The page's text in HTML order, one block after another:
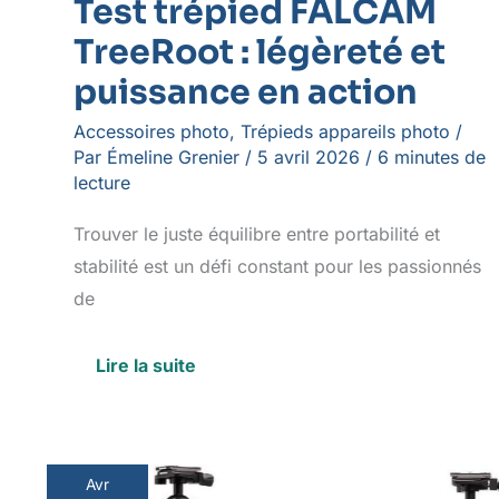
Test trépied FALCAM
TreeRoot : légèreté et
puissance en action
Accessoires photo, Trépieds appareils photo /
Par Émeline Grenier / 5 avril 2026 / 6 minutes de
lecture
Trouver le juste équilibre entre portabilité et
stabilité est un défi constant pour les passionnés
de
Lire la suite
Avr